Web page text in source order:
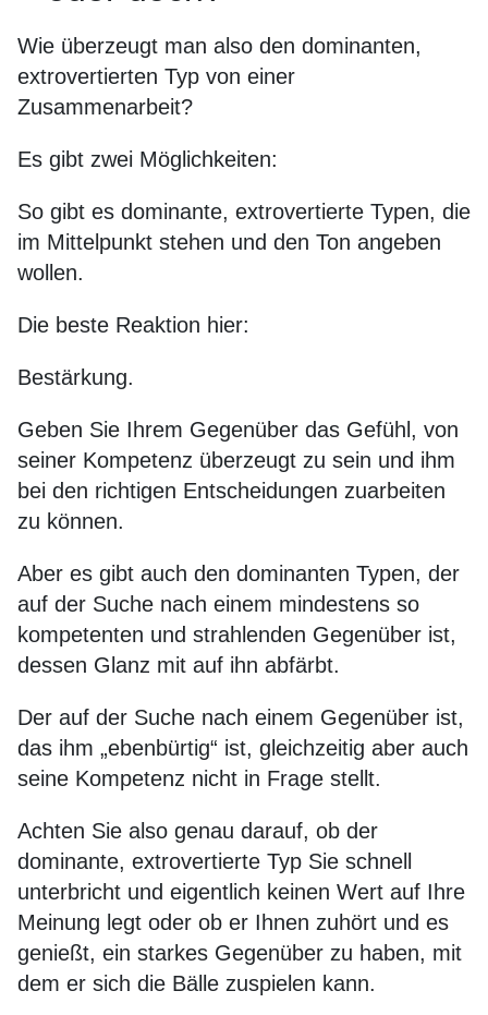
Wie überzeugt man also den dominanten,
extrovertierten Typ von einer
Zusammenarbeit?
Es gibt zwei Möglichkeiten:
So gibt es dominante, extrovertierte Typen, die
im Mittelpunkt stehen und den Ton angeben
wollen.
Die beste Reaktion hier:
Bestärkung.
Geben Sie Ihrem Gegenüber das Gefühl, von
seiner Kompetenz überzeugt zu sein und ihm
bei den richtigen Entscheidungen zuarbeiten
zu können.
Aber es gibt auch den dominanten Typen, der
auf der Suche nach einem mindestens so
kompetenten und strahlenden Gegenüber ist,
dessen Glanz mit auf ihn abfärbt.
Der auf der Suche nach einem Gegenüber ist,
das ihm „ebenbürtig“ ist, gleichzeitig aber auch
seine Kompetenz nicht in Frage stellt.
Achten Sie also genau darauf, ob der
dominante, extrovertierte Typ Sie schnell
unterbricht und eigentlich keinen Wert auf Ihre
Meinung legt oder ob er Ihnen zuhört und es
genießt, ein starkes Gegenüber zu haben, mit
dem er sich die Bälle zuspielen kann.